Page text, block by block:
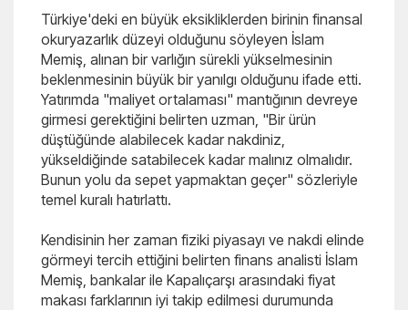
Türkiye'deki en büyük eksikliklerden birinin finansal
okuryazarlık düzeyi olduğunu söyleyen İslam
Memiş, alınan bir varlığın sürekli yükselmesinin
beklenmesinin büyük bir yanılgı olduğunu ifade etti.
Yatırımda "maliyet ortalaması" mantığının devreye
girmesi gerektiğini belirten uzman, "Bir ürün
düştüğünde alabilecek kadar nakdiniz,
yükseldiğinde satabilecek kadar malınız olmalıdır.
Bunun yolu da sepet yapmaktan geçer" sözleriyle
temel kuralı hatırlattı.
Kendisinin her zaman fiziki piyasayı ve nakdi elinde
görmeyi tercih ettiğini belirten finans analisti İslam
Memiş, bankalar ile Kapalıçarşı arasındaki fiyat
makası farklarının iyi takip edilmesi durumunda